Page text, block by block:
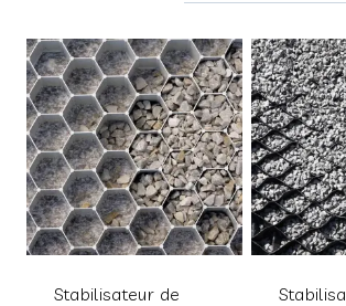
Stabilisateur de